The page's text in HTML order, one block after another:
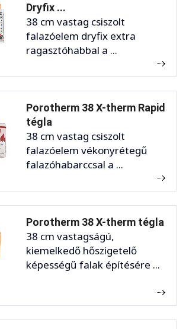
Dryfix ...
38 cm vastag csiszolt
falazóelem dryfix extra
ragasztóhabbal a ...
Porotherm 38 X-therm Rapid
tégla
38 cm vastag csiszolt
falazóelem vékonyrétegű
falazóhabarccsal a ...
Porotherm 38 X-therm tégla
38 cm vastagságú,
kiemelkedő hőszigetelő
képességű falak építésére ...